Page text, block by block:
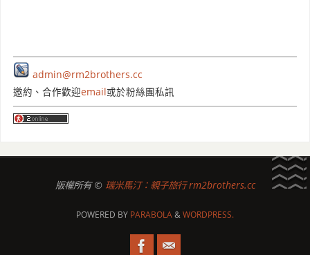
admin@rm2brothers.cc
邀約、合作歡迎email 或於粉絲團私訊
版權所有 © 瑞米馬汀：親子旅行 rm2brothers.cc
POWERED BY PARABOLA&WORDPRESS.